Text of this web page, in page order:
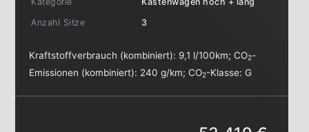
Anzahl Sitze
3
Kraftstoffverbrauch (kombiniert): 9,1 l/100km;CO2-
Emissionen (kombiniert): 240 g/km;CO2-Klasse:G